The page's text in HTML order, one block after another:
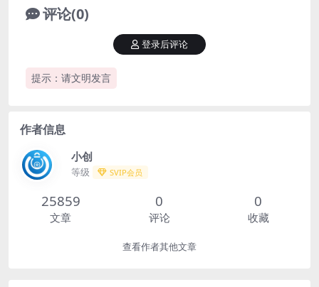
评论(0)
提示：请文明发言
登录后评论
作者信息
小创
等级 SVIP会员
25859
文章
0
评论
0
收藏
查看作者其他文章